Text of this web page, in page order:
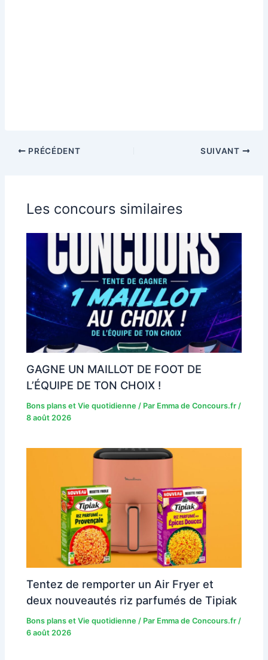
PRÉCÉDENT SUIVANT
Les concours similaires
GAGNE UN MAILLOT DE FOOT DE
L’ÉQUIPE DE TON CHOIX !
Bons plans et Vie quotidienne / Par Emma de Concours.fr/
8 août 2026
Tentez de remporter un Air Fryer et
deux nouveautés riz parfumés de Tipiak
Bons plans et Vie quotidienne / Par Emma de Concours.fr/
6 août 2026